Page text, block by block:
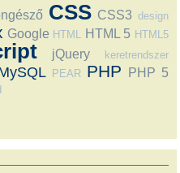
CSS CSS3 design
Google HTML HTML 5 HTML5
jQuery keretrendszer
PEAR PHP PHP 5